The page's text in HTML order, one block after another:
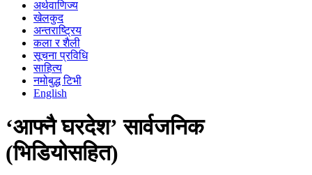
अर्थवाणिज्य
खेलकुद
अन्तराष्ट्रिय
कला र शैली
सूचना प्रविधि
साहित्य
नमोबुद्ध टिभी
English
‘आफ्नै घरदेश’ सार्वजनिक
(भिडियोसहित)